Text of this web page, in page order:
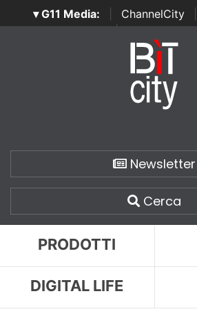
▾ G11 Media: ChannelCity
SecurityOpenLab | Italian
Italian
Newsletter
Cerca
PRODOTTI
DIGITAL LIFE